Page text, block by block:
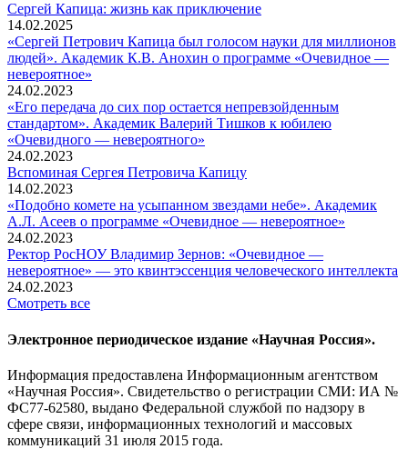
Сергей Капица: жизнь как приключение
14.02.2025
«Сергей Петрович Капица был голосом науки для миллионов
людей». Академик К.В. Анохин о программе «Очевидное —
невероятное»
24.02.2023
«Его передача до сих пор остается непревзойденным
стандартом». Академик Валерий Тишков к юбилею
«Очевидного — невероятного»
24.02.2023
Вспоминaя Сергея Петровича Капицу
14.02.2023
«Подобно комете на усыпанном звездами небе». Академик
А.Л. Асеев о программе «Очевидное — невероятное»
24.02.2023
Ректор РосНОУ Владимир Зернов: «Очевидное —
невероятное» — это квинтэссенция человеческого интеллекта
24.02.2023
Смотреть все
Электронное периодическое издание «Научная Россия».
Информация предоставлена Информационным агентством
«Научная Россия». Свидетельство о регистрации СМИ: ИА №
ФС77-62580, выдано Федеральной службой по надзору в
сфере связи, информационных технологий и массовых
коммуникаций 31 июля 2015 года.